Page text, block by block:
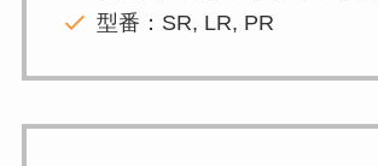
型番：SR, LR, PR